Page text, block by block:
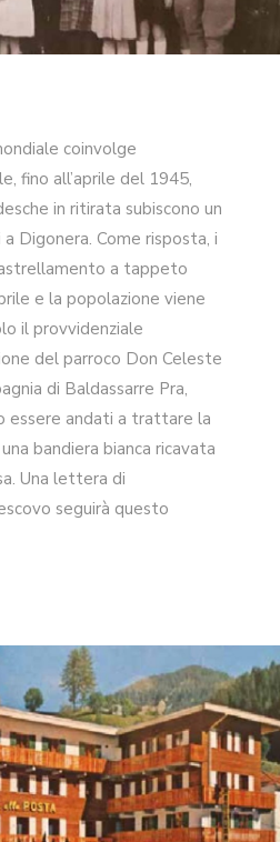
coinvolge
fino all’aprile del 1945,
in ritirata subiscono un
Digonera. Come risposta, i
a tappeto
e la popolazione viene
il provvidenziale
del parroco Don Celeste
di Baldassarre Pra,
essere andati a trattare la
bandiera bianca ricavata
Una lettera di
seguirà questo